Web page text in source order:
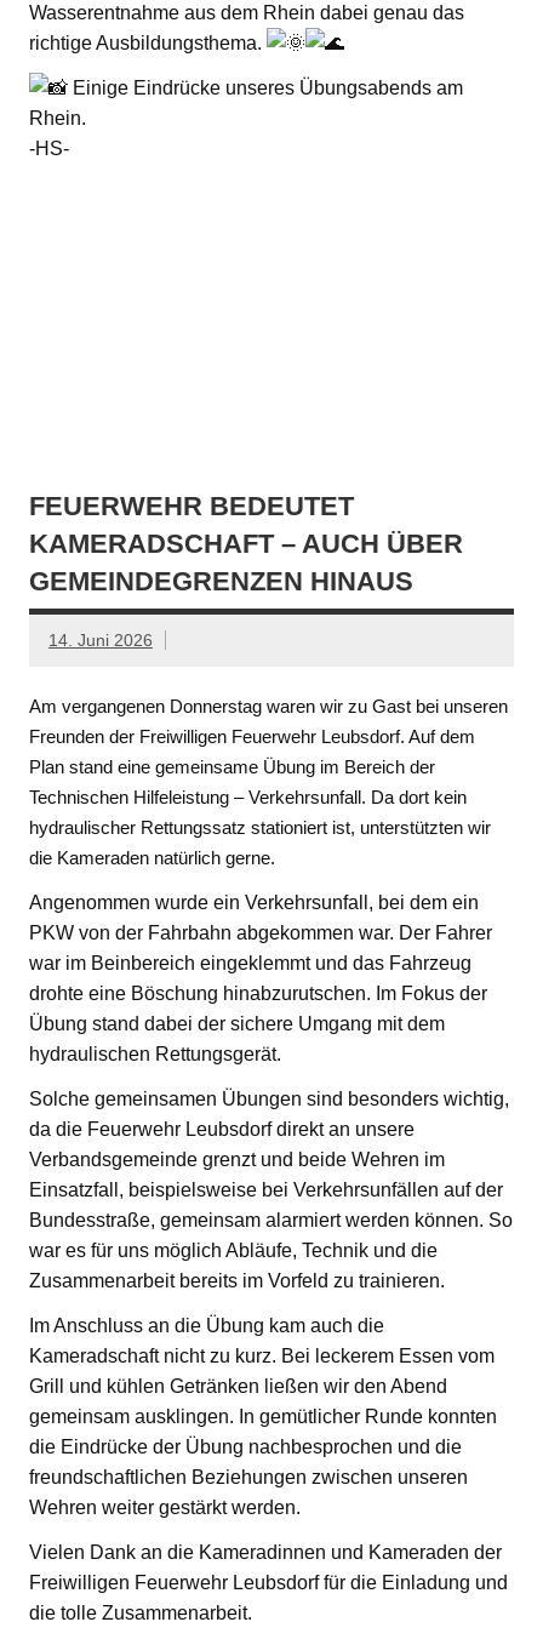
Wasserentnahme aus dem Rhein dabei genau das
richtige Ausbildungsthema.
Einige Eindrücke unseres Übungsabends am
Rhein.
-HS-
FEUERWEHR BEDEUTET
KAMERADSCHAFT – AUCH ÜBER
GEMEINDEGRENZEN HINAUS
14. Juni 2026
Am vergangenen Donnerstag waren wir zu Gast bei unseren
Freunden der Freiwilligen Feuerwehr Leubsdorf. Auf dem
Plan stand eine gemeinsame Übung im Bereich der
Technischen Hilfeleistung – Verkehrsunfall. Da dort kein
hydraulischer Rettungssatz stationiert ist, unterstützten wir
die Kameraden natürlich gerne.
Angenommen wurde ein Verkehrsunfall, bei dem ein
PKW von der Fahrbahn abgekommen war. Der Fahrer
war im Beinbereich eingeklemmt und das Fahrzeug
drohte eine Böschung hinabzurutschen. Im Fokus der
Übung stand dabei der sichere Umgang mit dem
hydraulischen Rettungsgerät.
Solche gemeinsamen Übungen sind besonders wichtig,
da die Feuerwehr Leubsdorf direkt an unsere
Verbandsgemeinde grenzt und beide Wehren im
Einsatzfall, beispielsweise bei Verkehrsunfällen auf der
Bundesstraße, gemeinsam alarmiert werden können. So
war es für uns möglich Abläufe, Technik und die
Zusammenarbeit bereits im Vorfeld zu trainieren.
Im Anschluss an die Übung kam auch die
Kameradschaft nicht zu kurz. Bei leckerem Essen vom
Grill und kühlen Getränken ließen wir den Abend
gemeinsam ausklingen. In gemütlicher Runde konnten
die Eindrücke der Übung nachbesprochen und die
freundschaftlichen Beziehungen zwischen unseren
Wehren weiter gestärkt werden.
Vielen Dank an die Kameradinnen und Kameraden der
Freiwilligen Feuerwehr Leubsdorf für die Einladung und
die tolle Zusammenarbeit.